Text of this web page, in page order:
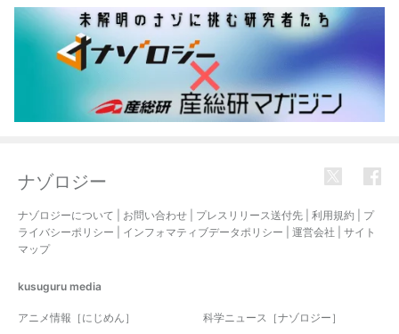
ナゾロジー
ナゾロジーについて お問い合わせ プレスリリース送付先 利用規約
プ
ライバシーポリシー
インフォマティブデータポリシー 運営会社
サイト
マップ
kusuguru media
アニメ情報［にじめん］ 科学ニュース［ナゾロジー］